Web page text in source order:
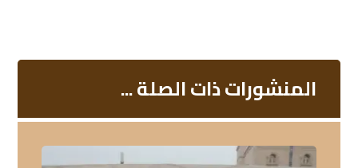
المنشورات ذات الصلة ...